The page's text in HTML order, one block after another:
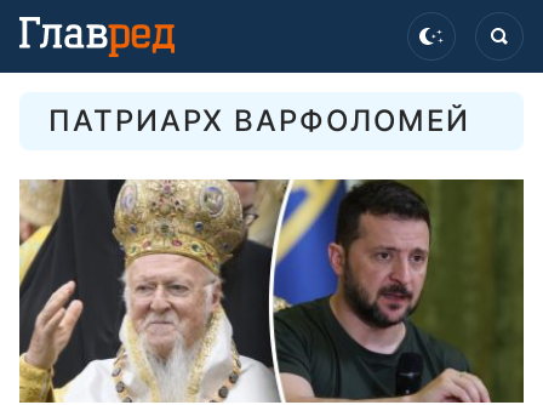
ПАТРИАРХ ВАРФОЛОМЕЙ